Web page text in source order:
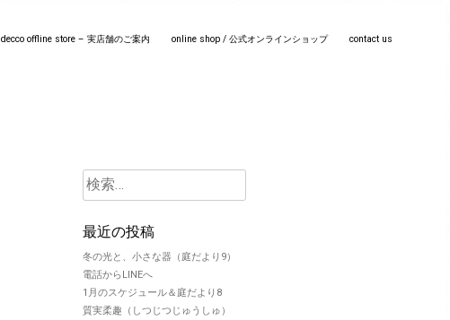
decco offline store – 実店舗のご案内 online shop / 公式オンラインショップ contact us
最近の投稿
冬の光と、小さな器（庭だより9）
電話からLINEへ
1月のスケジュール＆庭だより8
質実柔趣（しつじつじゅうしゅ）